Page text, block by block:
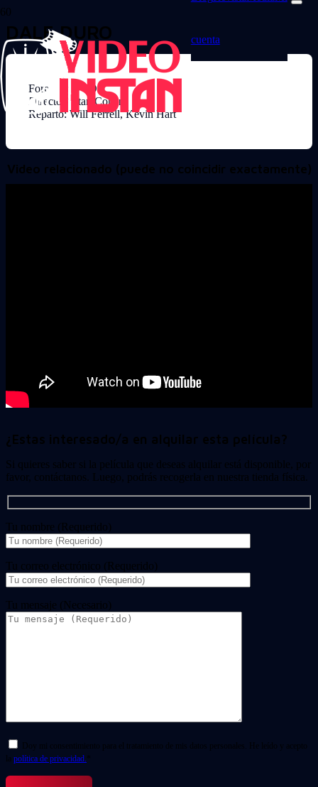
cuenta
DALE DURO
Formato: DVD
Director: Etan Cohen
Reparto: Will Ferrell, Kevin Hart
Video relacionado (puede no coincidir exactamente)
¿Estas interesado/a en alquilar esta película?
Si quieres saber si la película que deseas alquilar está disponible, por
favor, contáctanos. Luego, podrás recogerla en nuestra tienda física.
Tu nombre (Requerido)
Tu correo electrónico (Requerido)
Tu mensaje (Necesario)
Doy mi consentimiento para el tratamiento de mis datos personales. He leído y acepto
la política de privacidad. *